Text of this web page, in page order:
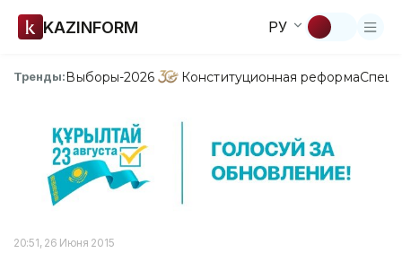
KAZINFORM РУ
Тренды:Выборы-2026 Конституционная реформа
20:51, 26 Июня 2015